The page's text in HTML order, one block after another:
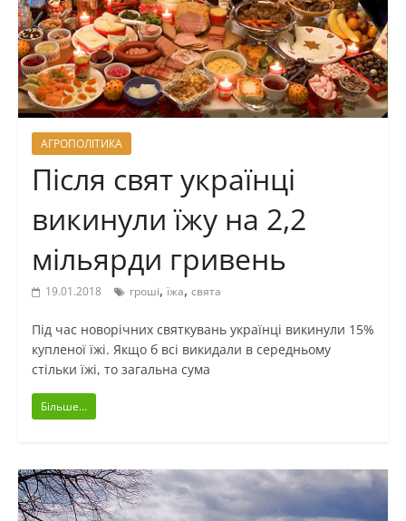
АГРОПОЛІТИКА
Після свят українці
викинули їжу на 2,2
мільярди гривень
19.01.2018 гроші, їжа, свята
Під час новорічних святкувань українці викинули 15%
купленої їжі. Якщо б всі викидали в середньому
стільки їжі, то загальна сума
Більше...